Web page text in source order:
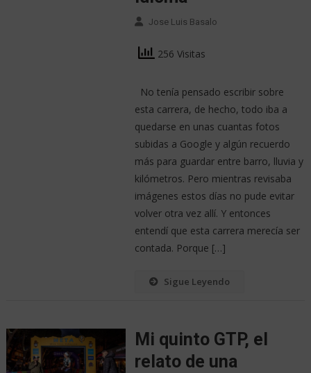
Jose Luis Basalo
256 Visitas
No tenía pensado escribir sobre
esta carrera, de hecho, todo iba a
quedarse en unas cuantas fotos
subidas a Google y algún recuerdo
más para guardar entre barro, lluvia y
kilómetros. Pero mientras revisaba
imágenes estos días no pude evitar
volver otra vez allí. Y entonces
entendí que esta carrera merecía ser
contada. Porque […]
Sigue Leyendo
Mi quinto GTP, el
relato de una